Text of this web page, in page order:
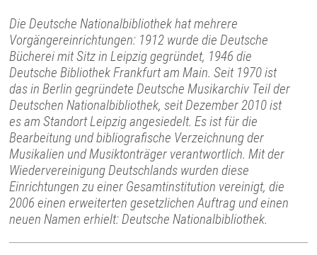
Die Deutsche Nationalbibliothek hat mehrere
Vorgängereinrichtungen: 1912 wurde die Deutsche
Bücherei mit Sitz in Leipzig gegründet, 1946 die
Deutsche Bibliothek Frankfurt am Main. Seit 1970 ist
das in Berlin gegründete Deutsche Musikarchiv Teil der
Deutschen Nationalbibliothek, seit Dezember 2010 ist
es am Standort Leipzig angesiedelt. Es ist für die
Bearbeitung und bibliografische Verzeichnung der
Musikalien und Musiktonträger verantwortlich. Mit der
Wiedervereinigung Deutschlands wurden diese
Einrichtungen zu einer Gesamtinstitution vereinigt, die
2006 einen erweiterten gesetzlichen Auftrag und einen
neuen Namen erhielt: Deutsche Nationalbibliothek.